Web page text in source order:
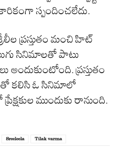
స్పందించలేదు.
ప్రస్తుతం మంచి హిట్
సినిమాలతో పాటు
ప్రస్తుతం
తో కలిసి ఓ సినిమాలో
ముందుకు రానుంది.
Sreeleela Tilak varma